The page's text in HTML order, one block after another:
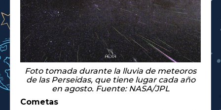
Foto tomada durante la lluvia de meteoros
de las Perseidas, que tiene lugar cada año
en agosto. Fuente: NASA/JPL
Cometas